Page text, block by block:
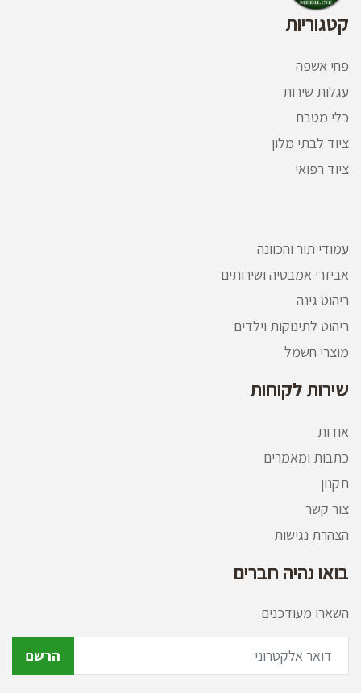
קטגוריות
פחי אשפה
עגלות שירות
כלי מטבח
ציוד לבתי מלון
ציוד רפואי
עמודי תור והכוונה
אביזרי אמבטיה ושירותים
ריהוט גינה
ריהוט לתינוקות וילדים
מוצרי חשמל
שירות לקוחות
אודות
כתבות ומאמרים
תקנון
צור קשר
הצהרת נגישות
בואו נהיה חברים
השארו מעודכנים
הרשם